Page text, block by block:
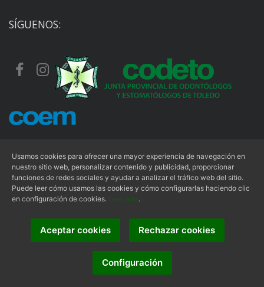
SÍGUENOS:
Aviso Legal | Condiciones de Uso | Política de Privacidad |
Política de Cookies
Junta Provincial de Odontólogos y Estomatólogos de
Página web creada por
Usamos cookies para ofrecer una mayor experiencia de navegación en
nuestro sitio web, personalizar contenido y publicidad, proporcionar
funciones de redes sociales y ayudar a analizar el tráfico web del sitio.
Puede leer cómo usamos las cookies y cómo configurarlas haciendo clic
en configuración de cookies. Leer más.
Aceptar cookies Rechazar cookies
Configuración